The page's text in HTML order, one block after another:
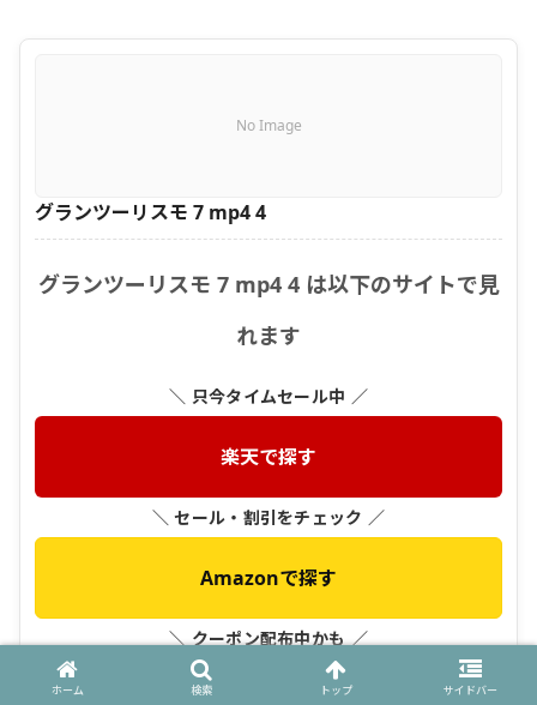
No Image
グランツーリスモ 7 mp4 4
グランツーリスモ 7 mp4 4 は以下のサイトで見
れます
＼ 只今タイムセール中 ／
楽天で探す
＼ セール・割引をチェック ／
Amazonで探す
＼ クーポン配布中かも ／
Yahoo!ショッピングで探す
ホーム 検索 トップ サイドバー